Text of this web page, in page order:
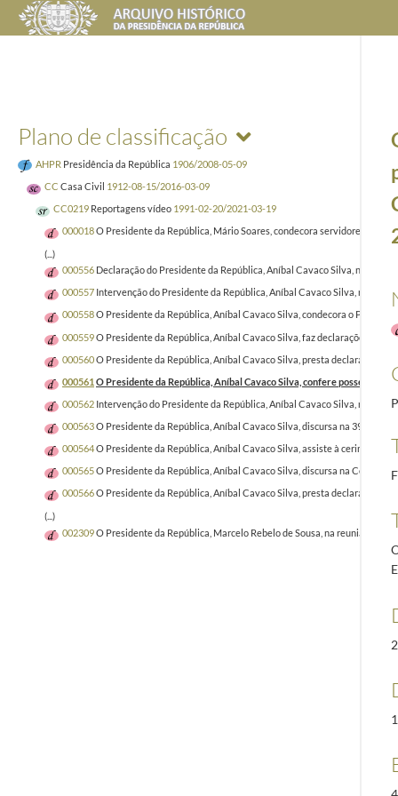
Plano de classificação
AHPR Presidência da República 1906/2008-05-09
CC Casa Civil 1912-08-15/2016-03-09
CC0219 Reportagens vídeo 1991-02-20/2021-03-19
000018O Presidente da República, Mário Soares, condecora servidores do
(...)
000556 Declaração do Presidente da República, Aníbal Cavaco Silva, no final
000557 Intervenção do Presidente da República, Aníbal Cavaco Silva, no
000558O Presidente da República, Aníbal Cavaco Silva, condecora o Prof.
000559O Presidente da República, Aníbal Cavaco Silva, faz declarações à
000560O Presidente da República, Aníbal Cavaco Silva, presta declarações à
000561 O Presidente da República, Aníbal Cavaco Silva, confere posse aos
000562 Intervenção do Presidente da República, Aníbal Cavaco Silva, na
000563O Presidente da República, Aníbal Cavaco Silva, discursa na 39.ª
000564O Presidente da República, Aníbal Cavaco Silva, assiste à cerimónia
000565O Presidente da República, Aníbal Cavaco Silva, discursa na
000566O Presidente da República, Aníbal Cavaco Silva, presta declarações à
(...)
002309O Presidente da República, Marcelo Rebelo de Sousa, na reunião do